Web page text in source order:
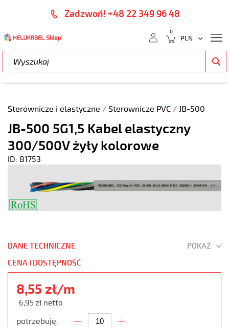
Zadzwoń! +48 22 349 96 48
0
Sterownicze i elastyczne / Sterownicze PVC / JB-500
JB-500 5G1,5 Kabel elastyczny
300/500V żyły kolorowe
ID: 81753
DANE TECHNICZNE
POKAŻ
CENA I DOSTĘPNOŚĆ
8,55 zł/m
6,95 zł netto
potrzebuję: